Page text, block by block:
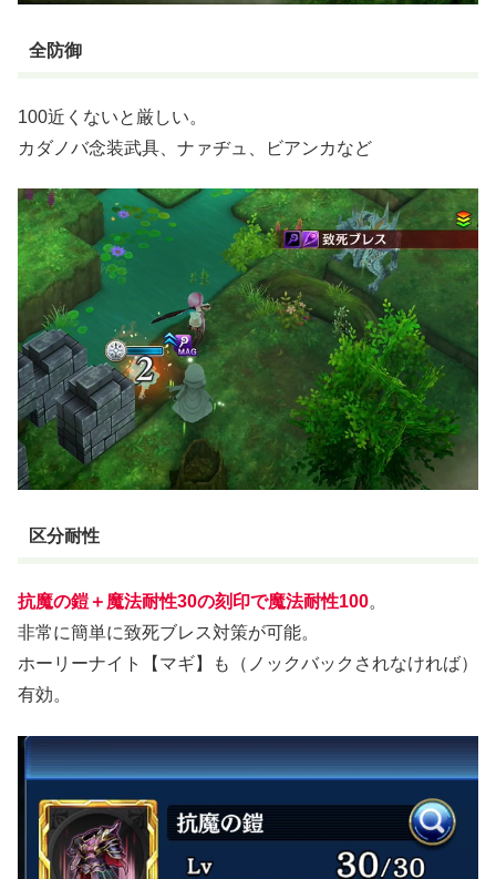
全防御
100近くないと厳しい。
カダノバ念装武具、ナァヂュ、ビアンカなど
区分耐性
抗魔の鎧＋魔法耐性30の刻印で魔法耐性100。
非常に簡単に致死ブレス対策が可能。
ホーリーナイト【マギ】も（ノックバックされなければ）
有効。